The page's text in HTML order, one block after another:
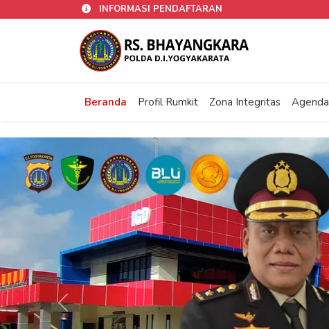
INFORMASI PENDAFTARAN
Beranda Profil Rumkit Zona Integritas Agenda
Previous